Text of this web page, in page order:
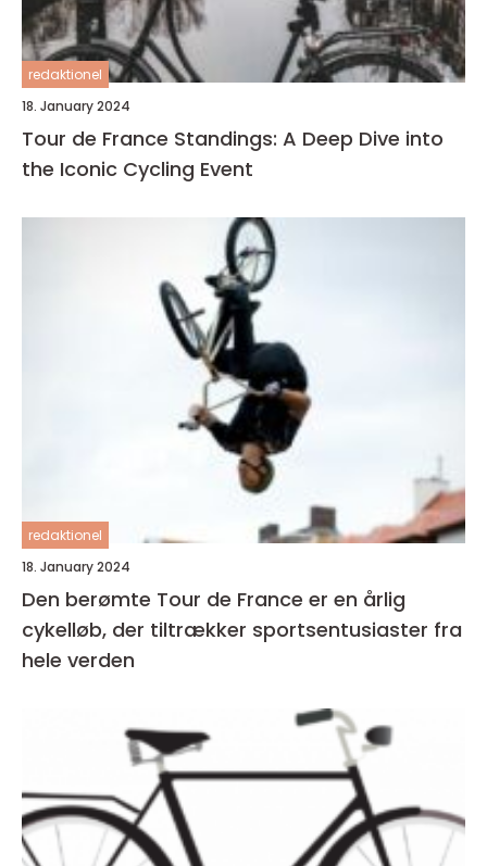
redaktionel
18. January 2024
Tour de France Standings: A Deep Dive into
the Iconic Cycling Event
redaktionel
18. January 2024
Den berømte Tour de France er en årlig
cykelløb, der tiltrækker sportsentusiaster fra
hele verden